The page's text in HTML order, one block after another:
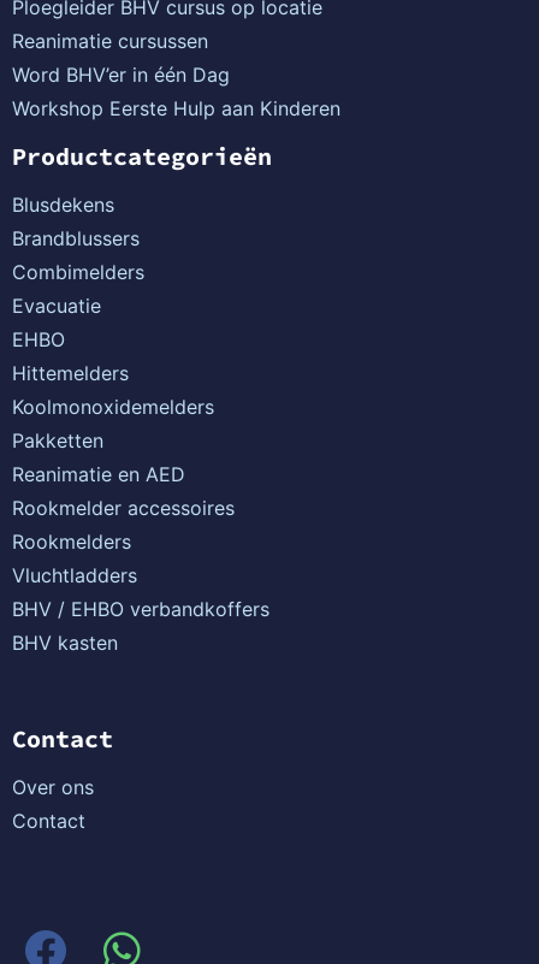
Ploegleider BHV cursus op locatie
Reanimatie cursussen
Word BHV’er in één Dag
Workshop Eerste Hulp aan Kinderen
Productcategorieën
Blusdekens
Brandblussers
Combimelders
Evacuatie
EHBO
Hittemelders
Koolmonoxidemelders
Pakketten
Reanimatie en AED
Rookmelder accessoires
Rookmelders
Vluchtladders
BHV / EHBO verbandkoffers
BHV kasten
Contact
Over ons
Contact